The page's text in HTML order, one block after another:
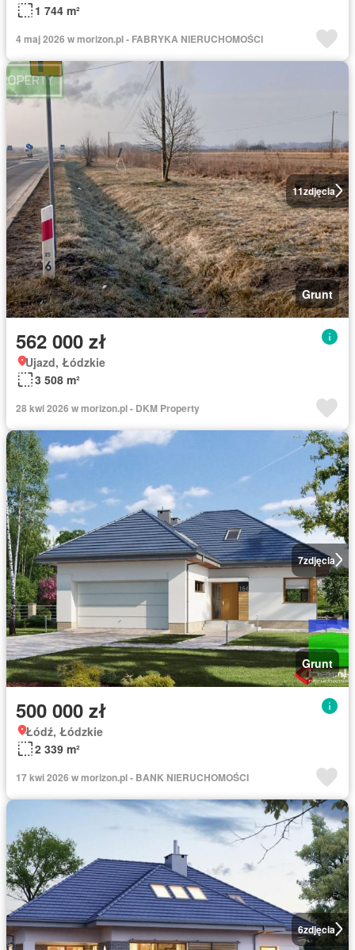
1 744 m²
4 maj 2026 w morizon.pl - FABRYKA NIERUCHOMOŚCI
11zdjęcia
Grunt
562 000 zł
Ujazd, Łódzkie
3 508 m²
28 kwi 2026 w morizon.pl - DKM Property
7zdjęcia
Grunt
500 000 zł
Łódź, Łódzkie
2 339 m²
17 kwi 2026 w morizon.pl - BANK NIERUCHOMOŚCI
6zdjęcia